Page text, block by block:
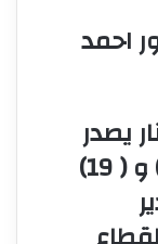
احمد
يصدر
قرارات إدارية بالأرقام (18) و ( 19)